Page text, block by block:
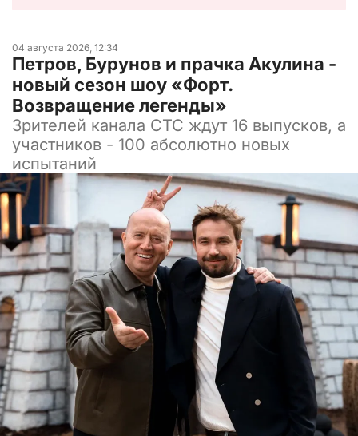
04 августа 2026, 12:34
Петров, Бурунов и прачка Акулина -
новый сезон шоу «Форт.
Возвращение легенды»
Зрителей канала СТС ждут 16 выпусков, а
участников - 100 абсолютно новых
испытаний